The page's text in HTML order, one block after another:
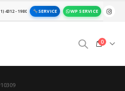
4312 - 1980 SERVICE WP SERVICE
0